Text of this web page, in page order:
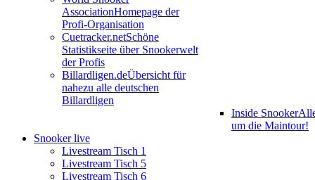
AssociationHomepage der
Profi-Organisation
Cuetracker.netSchöne
Statistikseite über Snookerwelt
der Profis
Billardligen.deÜbersicht für
nahezu alle deutschen
Billardligen
Inside Snooker
um die Maintour!
Snooker live
Livestream Tisch 1
Livestream Tisch 5
Livestream Tisch 6